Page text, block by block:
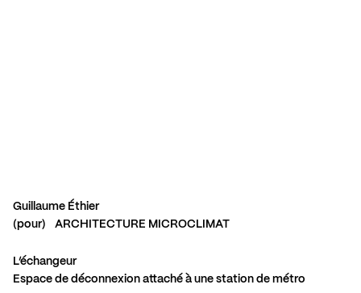
Guillaume Éthier
(pour) ARCHITECTURE MICROCLIMAT
L’échangeur
Espace de déconnexion attaché à une station de métro